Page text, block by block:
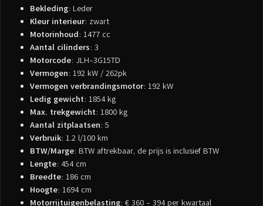
Bekleding: Leder
Kleur interieur: zwart
Motorinhoud: 1477 cc
Aantal cilinders: 3
Motorcode: JLH-3G15TD
Vermogen: 192 kW / 262pk
Vermogen verbrandingsmotor: 192 kW
Ledig gewicht: 1854 kg
Max. trekgewicht: 1800 kg
Aantal zitplaatsen: 5
Verbruik: 1.2 l/100 km
BTW/Marge: BTW aftrekbaar, de prijs is inclusief BTW
Lengte: 454 cm
Breedte: 186 cm
Hoogte: 1694 cm
Motorrijtuigenbelasting: € 360 - 394 per kwartaal